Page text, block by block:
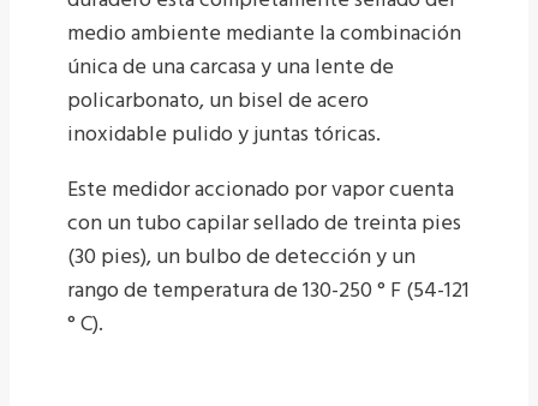
medio ambiente mediante la combinación
única de una carcasa y una lente de
policarbonato, un bisel de acero
inoxidable pulido y juntas tóricas.
Este medidor accionado por vapor cuenta
con un tubo capilar sellado de treinta pies
(30 pies), un bulbo de detección y un
rango de temperatura de 130-250 ° F (54-121
° C).